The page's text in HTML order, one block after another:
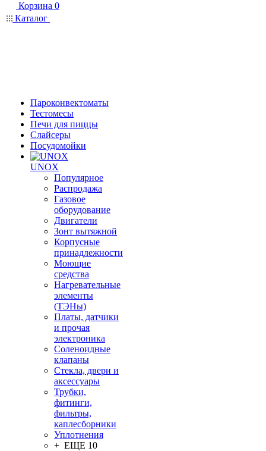
Корзина 0
Каталог
Пароконвектоматы
Тестомесы
Печи для пиццы
Слайсеры
Посудомойки
UNOX
Популярное
Распродажа
Газовое
оборудование
Двигатели
Зонт вытяжной
Корпусные
принадлежности
Моющие
средства
Нагревательные
элементы
(ТЭНы)
Платы, датчики
и прочая
электроника
Соленоидные
клапаны
Стекла, двери и
аксессуары
Трубки,
фитинги,
фильтры,
каплесборники
Уплотнения
+ ЕЩЕ 10